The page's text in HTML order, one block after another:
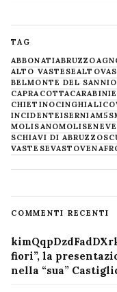
TAG
ABBONATIABRUZZO
ALTO VASTESE
BELMONTE DEL SANNIO
CAPRACOTTA
CHIETINOCINGHIALI
INCIDENTEISERNIAM5S
MOLISANOMOLISENEVE
SCHIAVI DI ABRUZZO
VASTESEVASTO
COMMENTI RECENTI
fiori”, la
nella “sua”